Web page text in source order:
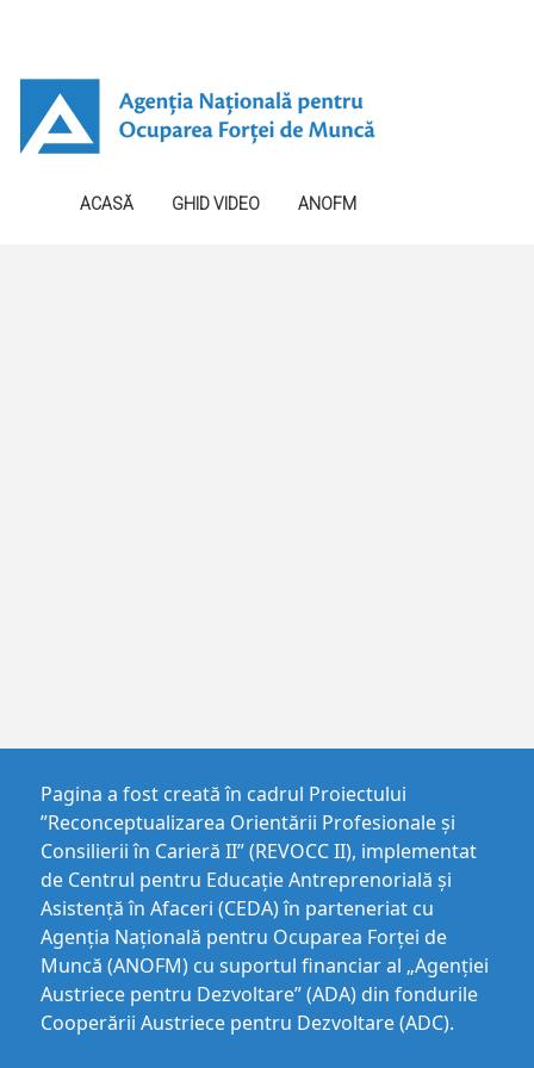
ACASĂ GHID VIDEO ANOFM
Pagina a fost creată în cadrul Proiectului
”Reconceptualizarea Orientării Profesionale și
Consilierii în Carieră II” (REVOCC II), implementat
de Centrul pentru Educaţie Antreprenorială şi
Asistenţă în Afaceri (CEDA) în parteneriat cu
Agenția Națională pentru Ocuparea Forței de
Muncă (ANOFM) cu suportul financiar al „Agenției
Austriece pentru Dezvoltare” (ADA) din fondurile
Cooperării Austriece pentru Dezvoltare (ADC).